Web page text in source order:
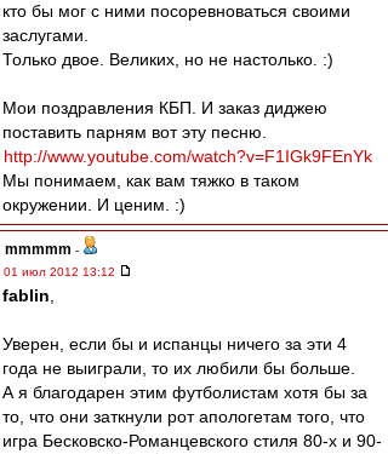
кто бы мог с ними посоревноваться своими
заслугами.
Только двое. Великих, но не настолько. :)
Мои поздравления КБП. И заказ диджею
поставить парням вот эту песню.
http://www.youtube.com/watch?v=F1IGk9FEnYk
Мы понимаем, как вам тяжко в таком
окружении. И ценим. :)
mmmmm -
01 июл 2012 13:12
fablin
Уверен, если бы и испанцы ничего за эти 4
года не выиграли, то их любили бы больше.
А я благодарен этим футболистам хотя бы за
то, что они заткнули рот апологетам того, что
игра Бесковско-Романцевского стиля 80-х и 90-